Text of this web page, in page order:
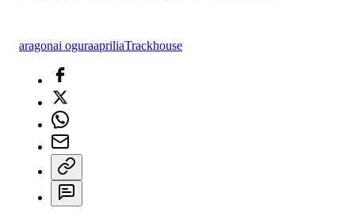
aragonai oguraapriliaTrackhouse